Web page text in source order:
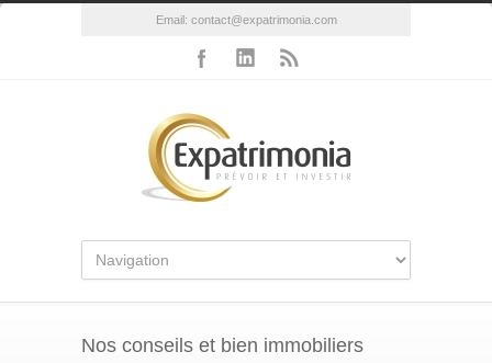
Email: contact@expatrimonia.com
Nos conseils et bien immobiliers